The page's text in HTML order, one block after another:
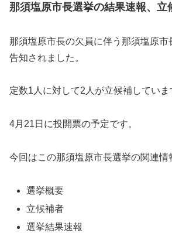
那須塩原市長選挙の結果速報、立
那須塩原市長の欠員に伴う那須塩原市
告知されました。
定数1人に対して2人が立候補していま
4月21日に投開票の予定です。
今回はこの那須塩原市長選挙の関連情
選挙概要
立候補者
選挙結果速報